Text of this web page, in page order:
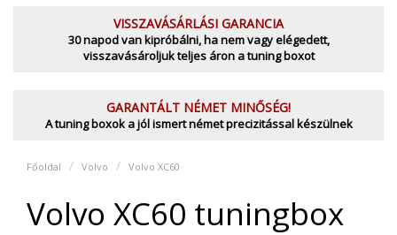
VISSZAVÁSÁRLÁSI GARANCIA
30 napod van kipróbálni, ha nem vagy elégedett,
visszavásároljuk teljes áron a tuning boxot
GARANTÁLT NÉMET MINŐSÉG!
A tuning boxok a jól ismert német precizitással készülnek
Főoldal Volvo Volvo XC60
Volvo XC60 tuningbox